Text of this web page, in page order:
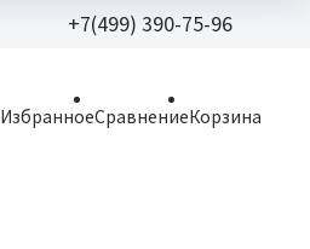
+7(499) 390-75-96
ИзбранноеСравнениеКорзина